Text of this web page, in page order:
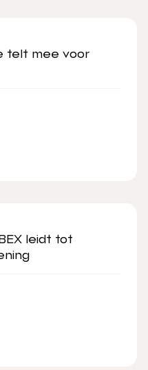
telt mee voor
leidt tot